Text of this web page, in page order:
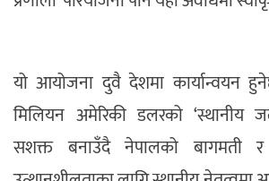
यो आयोजना दुवै देशमा कार्यान्वयन
मिलियन अमेरिकी डलरको ‘स्थानीय
सशक्त बनाउँदै नेपालको बागमती